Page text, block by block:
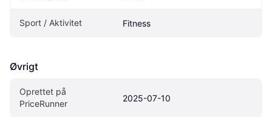
Sport / Aktivitet Fitness
Øvrigt
Oprettet på
PriceRunner
2025-07-10